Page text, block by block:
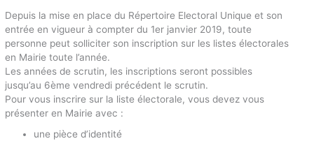
Depuis la mise en place du Répertoire Electoral Unique et son
entrée en vigueur à compter du 1er janvier 2019, toute
personne peut solliciter son inscription sur les listes électorales
en Mairie toute l’année.
Les années de scrutin, les inscriptions seront possibles
jusqu’au 6ème vendredi précédent le scrutin.
Pour vous inscrire sur la liste électorale, vous devez vous
présenter en Mairie avec :
une pièce d’identité